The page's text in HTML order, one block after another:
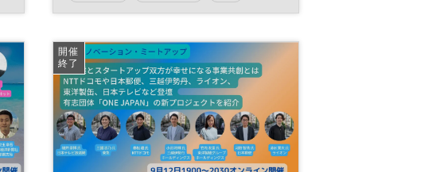
エグゼクティブ
開催
終了